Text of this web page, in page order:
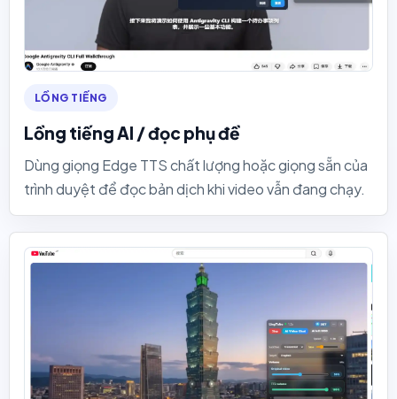
LỒNG TIẾNG
Lồng tiếng AI / đọc phụ đề
Dùng giọng Edge TTS chất lượng hoặc giọng sẵn của
trình duyệt để đọc bản dịch khi video vẫn đang chạy.